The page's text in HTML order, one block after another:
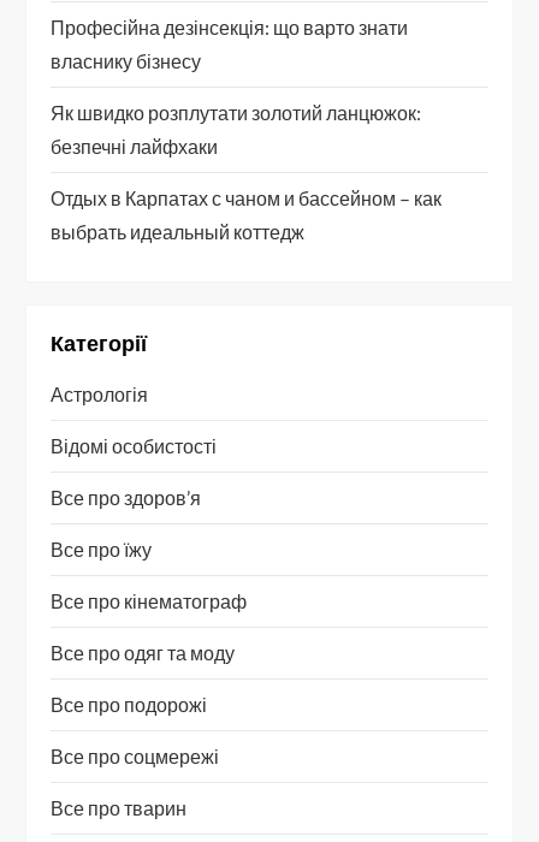
Професійна дезінсекція: що варто знати
власнику бізнесу
Як швидко розплутати золотий ланцюжок:
безпечні лайфхаки
Отдых в Карпатах с чаном и бассейном – как
выбрать идеальный коттедж
Категорії
Астрологія
Відомі особистості
Все про здоров’я
Все про їжу
Все про кінематограф
Все про одяг та моду
Все про подорожі
Все про соцмережі
Все про тварин